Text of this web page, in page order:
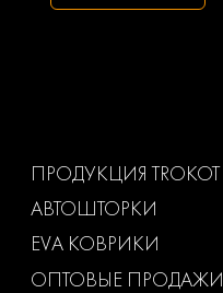
Маз
ПРОДУКЦИЯ TROKOT
АВТОШТОРКИ
EVA КОВРИКИ
ОПТОВЫЕ ПРОДАЖИ